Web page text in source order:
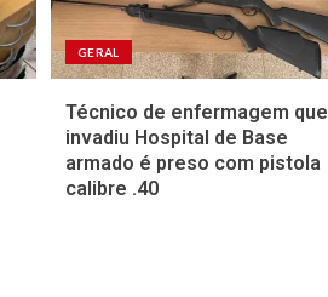
GERAL
Técnico de enfermagem que
invadiu Hospital de Base
armado é preso com pistola
calibre .40